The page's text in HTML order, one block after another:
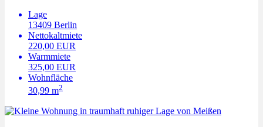
Lage
13409 Berlin
Nettokaltmiete
220,00 EUR
Warmmiete
325,00 EUR
Wohnfläche
30,99 m2